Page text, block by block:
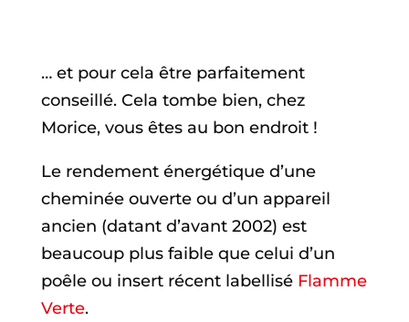
… et pour cela être parfaitement
conseillé. Cela tombe bien, chez
Morice, vous êtes au bon endroit !
Le rendement énergétique d’une
cheminée ouverte ou d’un appareil
ancien (datant d’avant 2002) est
beaucoup plus faible que celui d’un
poêle ou insert récent labellisé Flamme
Verte.